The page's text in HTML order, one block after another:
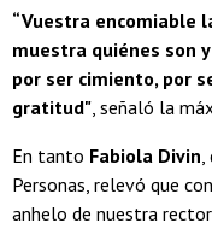
“Vuestra encomiable
muestra quiénes son
por ser cimiento, por
gratitud", señaló la
En tanto Fabiola Divin,
Personas, relevó que
anhelo de nuestra